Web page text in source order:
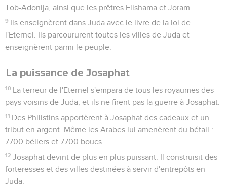
Tob-Adonija, ainsi que les prêtres Elishama et Joram.
9 Ils enseignèrent dans Juda avec le livre de la loi de
l'Eternel. Ils parcoururent toutes les villes de Juda et
enseignèrent parmi le peuple.
La puissance de Josaphat
10 La terreur de l'Eternel s'empara de tous les royaumes des
pays voisins de Juda, et ils ne firent pas la guerre à Josaphat.
11 Des Philistins apportèrent à Josaphat des cadeaux et un
tribut en argent. Même les Arabes lui amenèrent du bétail :
7700 béliers et 7700 boucs.
12 Josaphat devint de plus en plus puissant. Il construisit des
forteresses et des villes destinées à servir d'entrepôts en
Juda.